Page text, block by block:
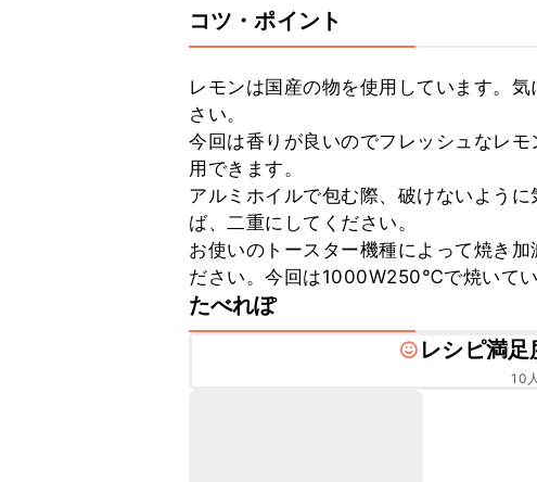
コツ・ポイント
レモンは国産の物を使用しています。
さい。
今回は香りが良いのでフレッシュなレ
用できます。
アルミホイルで包む際、破けないよう
ば、二重にしてください。
お使いのトースター機種によって焼き
ださい。今回は1000W250℃で焼いてい
たべれぽ
レシピ満足
10